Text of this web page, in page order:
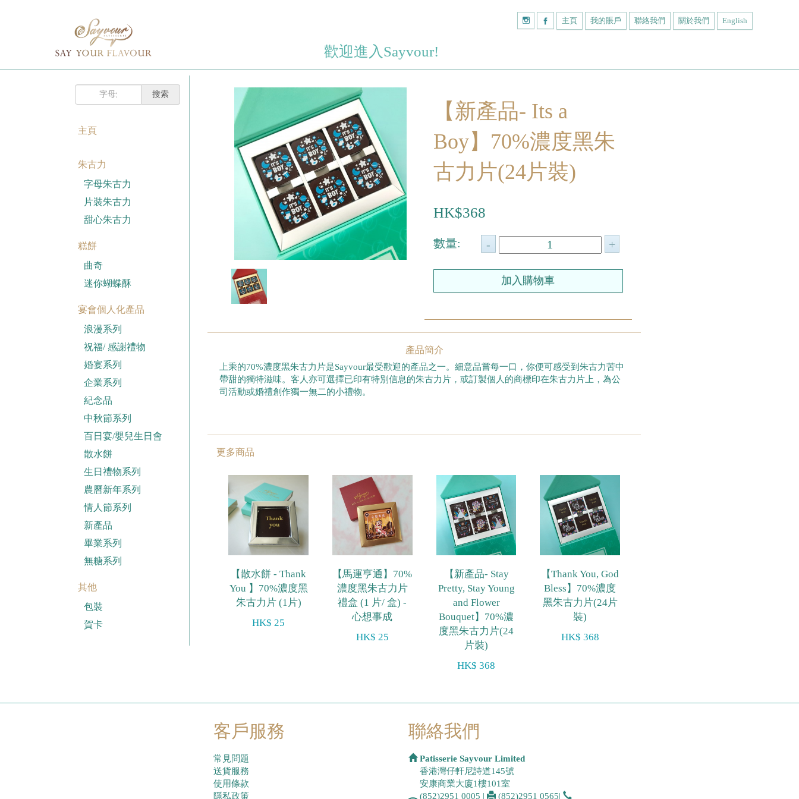
我的賬戶
English
關於我們
聯絡我們
我的賬戶
主頁
歡迎進入Sayvour!
主頁
朱古力
字母朱古力
片裝朱古力
甜心朱古力
糕餅
曲奇
迷你蝴蝶酥
宴會個人化產品
浪漫系列
祝福/ 感謝禮物
婚宴系列
企業系列
紀念品
中秋節系列
百日宴/嬰兒生日會
散水餅
生日禮物系列
農曆新年系列
情人節系列
新產品
畢業系列
無糖系列
其他
包裝
賀卡
【新產品- Its a
Boy】70%濃度黑朱
古力片(24片裝)
HK$368
數量:
產品簡介
上乘的70%濃度黑朱古力片是Sayvour最受歡迎的產品之一。細意品嘗每一口，你便可感受到朱古力苦中
帶甜的獨特滋味。客人亦可選擇已印有特別信息的朱古力片，或訂製個人的商標印在朱古力片上，為公
司活動或婚禮創作獨一無二的小禮物。
更多商品
【散水餅 - Thank
You 】70%濃度黑
朱古力片 (1片)
HK$ 25
【馬運亨通】70%
濃度黑朱古力片
禮盒 (1 片/ 盒) -
心想事成
HK$ 25
【新產品- Stay
Pretty, Stay Young
and Flower
Bouquet】70%濃
度黑朱古力片(24
片裝)
HK$ 368
【Thank You, God
Bless】70%濃度
黑朱古力片(24片
裝)
HK$ 368
客戶服務
常見問題
送貨服務
使用條款
隱私政策
聯絡我們
Patisserie Sayvour Limited
香港灣仔軒尼詩道145號
安康商業大廈1樓101室
(852)2951 0005 | (852)2951 0565|